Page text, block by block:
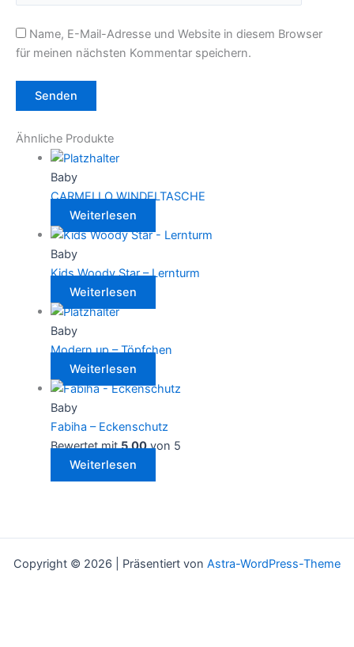
Name, E-Mail-Adresse und Website in diesem Browser
für meinen nächsten Kommentar speichern.
Ähnliche Produkte
Baby
CARMELLO WINDELTASCHE
Weiterlesen
Baby
Kids Woody Star – Lernturm
Weiterlesen
Baby
Modern up – Töpfchen
Weiterlesen
Baby
Fabiha – Eckenschutz
Bewertet mit5.00von 5
Weiterlesen
Copyright © 2026 | Präsentiert von Astra-WordPress-Theme